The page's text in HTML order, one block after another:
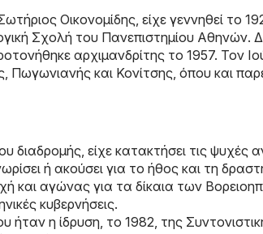
Οικονομίδης, είχε γεννηθεί το
Σχολή του Πανεπιστημίου Αθηνών.
αρχιμανδρίτης το 1957. Τον
και Κονίτσης, όπου και
διαδρομής, είχε κατακτήσει τις ψυχές
ή ακούσει για το ήθος και τη
και αγώνας για τα δίκαια των
κυβερνήσεις.
η ίδρυση, το 1982, της